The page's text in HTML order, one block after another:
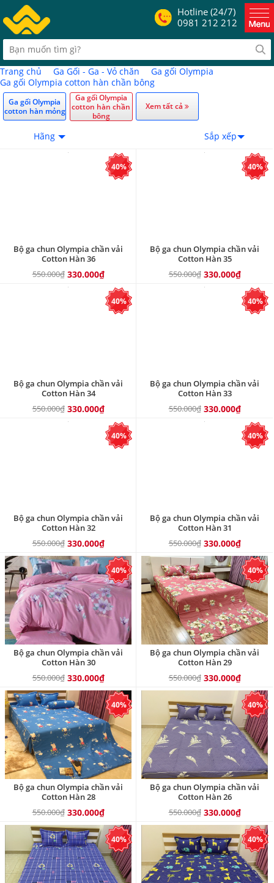
Hotline (24/7)
0981 212 212
Trang chủ Ga Gối - Ga - Vỏ chăn
Ga gối Olympia
Ga gối Olympia cotton hàn chần bông
Ga gối Olympia
cotton hàn mỏng
Ga gối Olympia
cotton hàn chần
bông
Xem tất cả
Hãng Sắp xếp
40%
Bộ ga chun Olympia chần vải
Cotton Hàn 36
550.000₫ 330.000₫
40%
Bộ ga chun Olympia chần vải
Cotton Hàn 35
550.000₫ 330.000₫
40%
Bộ ga chun Olympia chần vải
Cotton Hàn 34
550.000₫ 330.000₫
40%
Bộ ga chun Olympia chần vải
Cotton Hàn 33
550.000₫ 330.000₫
40%
Bộ ga chun Olympia chần vải
Cotton Hàn 32
550.000₫ 330.000₫
40%
Bộ ga chun Olympia chần vải
Cotton Hàn 31
550.000₫ 330.000₫
40%
Bộ ga chun Olympia chần vải
Cotton Hàn 30
550.000₫ 330.000₫
40%
Bộ ga chun Olympia chần vải
Cotton Hàn 29
550.000₫ 330.000₫
40%
Bộ ga chun Olympia chần vải
Cotton Hàn 28
550.000₫ 330.000₫
40%
Bộ ga chun Olympia chần vải
Cotton Hàn 26
550.000₫ 330.000₫
40% 40%